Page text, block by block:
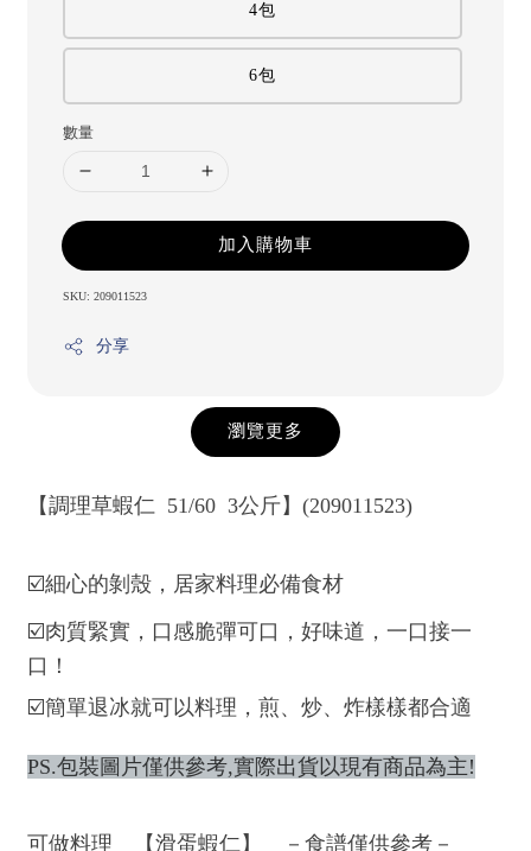
4包
6包
數量
加入購物車
SKU: 209011523
分享
瀏覽更多
【調理草蝦仁 51/60 3公斤】(209011523)
☑️細心的剝殼，居家料理必備食材
☑️肉質緊實，口感脆彈可口，好味道，一口接一
口！
☑️簡單退冰就可以料理，煎、炒、炸樣樣都合適
PS.包裝圖片僅供參考,實際出貨以現有商品為主!
可做料理 【滑蛋蝦仁】 －食譜僅供參考－